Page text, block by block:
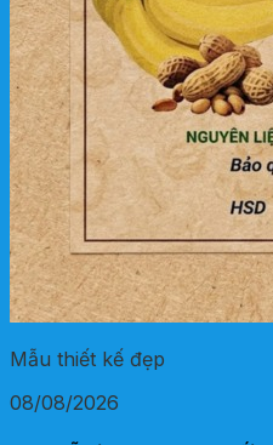
Mẫu thiết kế đẹp
08/08/2026